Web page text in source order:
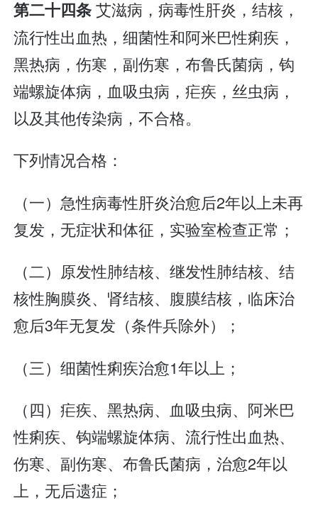
第二十四条艾滋病，病毒性肝炎，结核，
流行性出血热，细菌性和阿米巴性痢疾，
黑热病，伤寒，副伤寒，布鲁氏菌病，钩
端螺旋体病，血吸虫病，疟疾，丝虫病，
以及其他传染病，不合格。
下列情况合格：
（一）急性病毒性肝炎治愈后2年以上未再
复发，无症状和体征，实验室检查正常；
（二）原发性肺结核、继发性肺结核、结
核性胸膜炎、肾结核、腹膜结核，临床治
愈后3年无复发（条件兵除外）；
（三）细菌性痢疾治愈1年以上；
（四）疟疾、黑热病、血吸虫病、阿米巴
性痢疾、钩端螺旋体病、流行性出血热、
伤寒、副伤寒、布鲁氏菌病，治愈2年以
上，无后遗症；